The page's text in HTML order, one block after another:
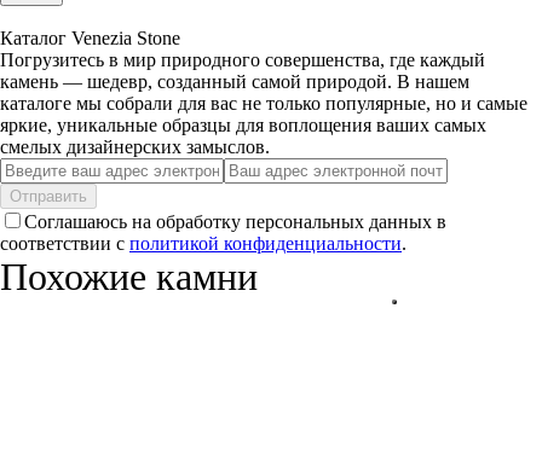
Каталог Venezia Stone
Погрузитесь в мир природного совершенства, где каждый
камень — шедевр, созданный самой природой. В нашем
каталоге мы собрали для вас не только популярные, но и самые
яркие, уникальные образцы для воплощения ваших самых
смелых дизайнерских замыслов.
Отправить
Соглашаюсь на обработку персональных данных в
соответствии с политикой конфиденциальности.
Похожие камни